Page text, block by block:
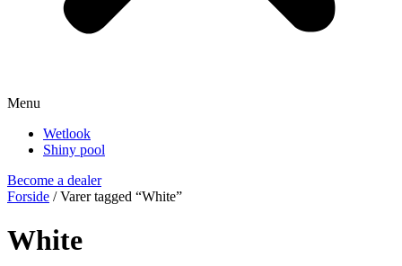
Menu
Wetlook
Shiny pool
Become a dealer
Forside / Varer tagged “White”
White